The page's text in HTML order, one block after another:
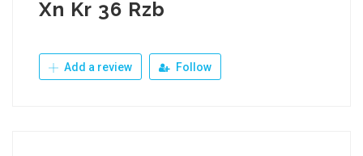
Xn Kr 36 Rzb
Add a review Follow